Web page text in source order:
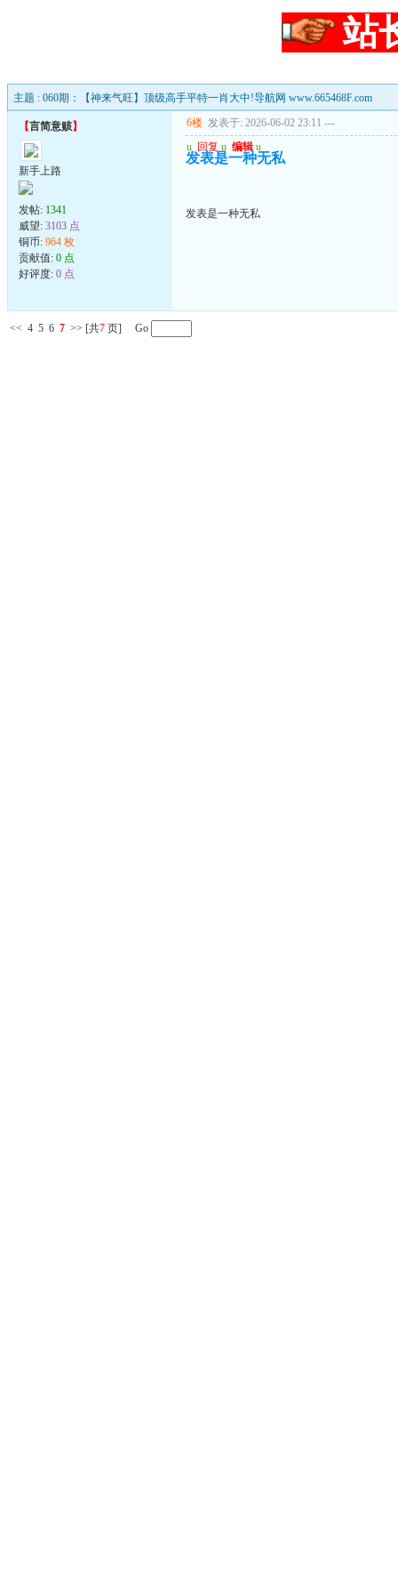
站
主题 : 060期：【神来气旺】顶级高手平特一肖大中!导航网 www.665468F.com
【言简意赅】
新手上路
发帖: 1341
威望: 3103 点
铜币: 964 枚
贡献值: 0 点
好评度: 0 点
6楼 发表于: 2026-06-02 23:11 ---
u 回复 u 编辑 u
发表是一种无私
发表是一种无私
<< 4 5 6 7 >> [共7 页] Go